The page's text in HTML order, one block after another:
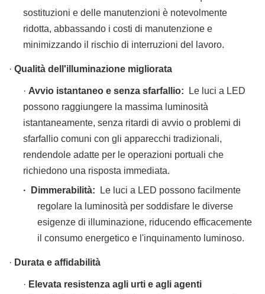
sostituzioni e delle manutenzioni è notevolmente
ridotta, abbassando i costi di manutenzione e
minimizzando il rischio di interruzioni del lavoro.
· Qualità dell'illuminazione migliorata
· Avvio istantaneo e senza sfarfallio:
Le luci a LED
possono raggiungere la massima luminosità
istantaneamente, senza ritardi di avvio o problemi di
sfarfallio comuni con gli apparecchi tradizionali,
rendendole adatte per le operazioni portuali che
richiedono una risposta immediata.
·
Dimmerabilità:
Le luci a LED possono facilmente
regolare la luminosità per soddisfare le diverse
esigenze di illuminazione, riducendo efficacemente
il consumo energetico e l'inquinamento luminoso.
· Durata e affidabilità
· Elevata resistenza agli urti e agli agenti